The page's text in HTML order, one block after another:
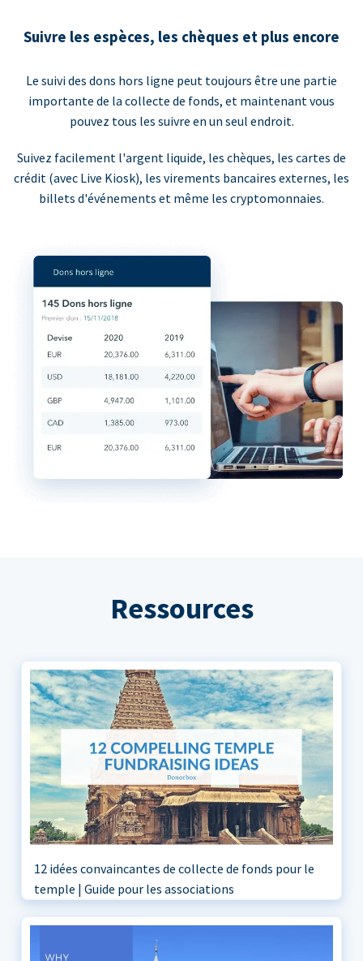
Suivre les espèces, les chèques et plus encore
Le suivi des dons hors ligne peut toujours être une partie
importante de la collecte de fonds, et maintenant vous
pouvez tous les suivre en un seul endroit.
Suivez facilement l'argent liquide, les chèques, les cartes de
crédit (avec Live Kiosk), les virements bancaires externes, les
billets d'événements et même les cryptomonnaies.
Ressources
12 idées convaincantes de collecte de fonds pour le
temple | Guide pour les associations